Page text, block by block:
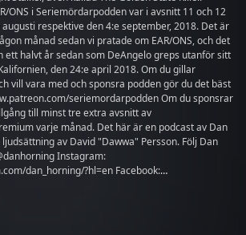
ONS i Seriemördarpodden var i avsnitt 11 och 12
respektive den 4:e september, 2018. Det är
månad sedan vi pratade om EAR/ONS, och det
ett halvt år sedan som DeAngelo greps utanför sitt
den 24:e april 2018. Om du gillar
vill vara med och sponsra podden gör du det bäst
seriemordarpodden Om du sponsrar
till minst tre extra avsnitt av
Det här är en podcast av Dan
av David "Dawwa" Persson. Följ Dan
Instagram:
dan_horning/?hl=en Facebook: